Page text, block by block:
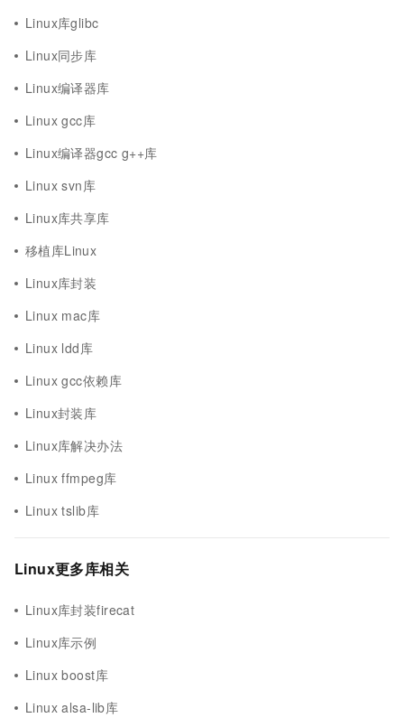
Linux库glibc
Linux同步库
Linux编译器库
Linux gcc库
Linux编译器gcc g++库
Linux svn库
Linux库共享库
移植库Linux
Linux库封装
Linux mac库
Linux ldd库
Linux gcc依赖库
Linux封装库
Linux库解决办法
Linux ffmpeg库
Linux tslib库
Linux更多库相关
Linux库封装firecat
Linux库示例
Linux boost库
Linux alsa-lib库